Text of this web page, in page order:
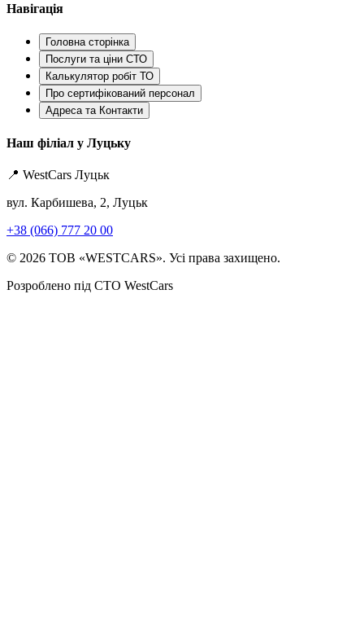
Навігація
Головна сторінка
Послуги та ціни СТО
Калькулятор робіт ТО
Про сертифікований персонал
Адреса та Контакти
Наш філіал у Луцьку
📍 WestCars Луцьк
вул. Карбишева, 2, Луцьк
+38 (066) 777 20 00
© 2026 ТОВ «WESTCARS». Усі права захищено.
Розроблено під СТО WestCars